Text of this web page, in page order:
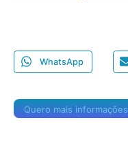
WhatsApp
Quero mais informações